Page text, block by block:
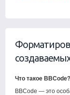
Что такое BBCode?
BBCode — это